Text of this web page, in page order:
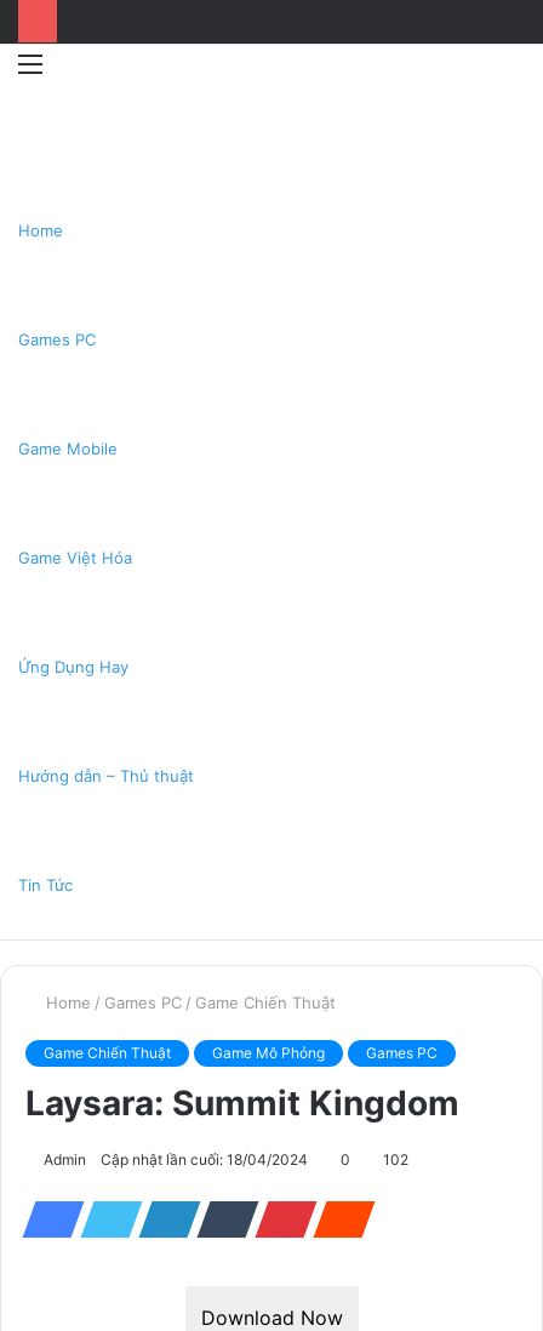
Home
Games PC
Game Mobile
Game Việt Hóa
Ứng Dụng Hay
Hướng dẫn – Thủ thuật
Tin Tức
Home / Games PC / Game Chiến Thuật
Game Chiến Thuật Game Mô Phỏng Games PC
Laysara: Summit Kingdom
Admin Cập nhật lần cuối: 18/04/2024 0 102
Download Now